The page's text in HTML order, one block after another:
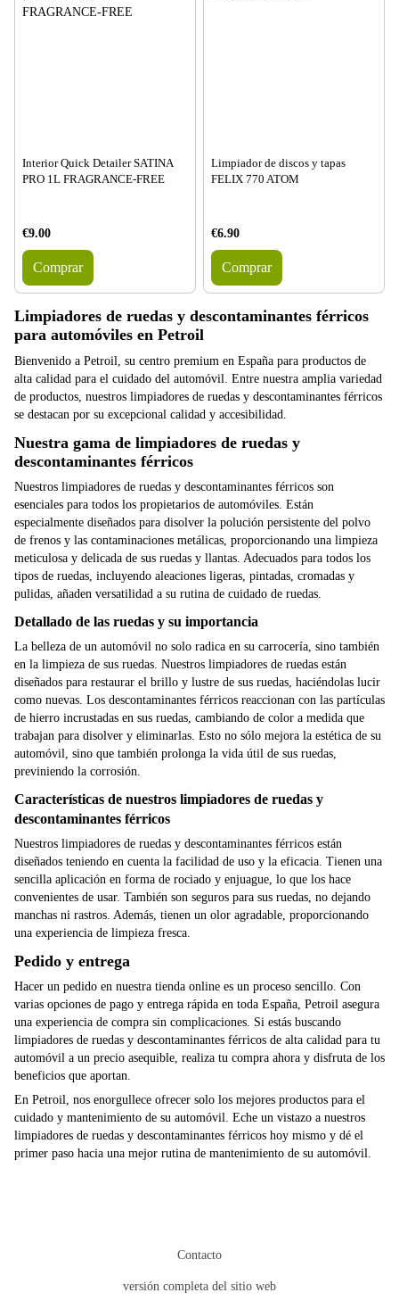
Interior Quick Detailer SATINA
PRO 1L FRAGRANCE-FREE
€9.00
Comprar
Limpiador de discos y tapas
FELIX 770 ATOM
€6.90
Comprar
Limpiadores de ruedas y descontaminantes férricos
para automóviles en Petroil
Bienvenido a Petroil, su centro premium en España para productos de
alta calidad para el cuidado del automóvil. Entre nuestra amplia variedad
de productos, nuestros limpiadores de ruedas y descontaminantes férricos
se destacan por su excepcional calidad y accesibilidad.
Nuestra gama de limpiadores de ruedas y
descontaminantes férricos
Nuestros limpiadores de ruedas y descontaminantes férricos son
esenciales para todos los propietarios de automóviles. Están
especialmente diseñados para disolver la polución persistente del polvo
de frenos y las contaminaciones metálicas, proporcionando una limpieza
meticulosa y delicada de sus ruedas y llantas. Adecuados para todos los
tipos de ruedas, incluyendo aleaciones ligeras, pintadas, cromadas y
pulidas, añaden versatilidad a su rutina de cuidado de ruedas.
Detallado de las ruedas y su importancia
La belleza de un automóvil no solo radica en su carrocería, sino también
en la limpieza de sus ruedas. Nuestros limpiadores de ruedas están
diseñados para restaurar el brillo y lustre de sus ruedas, haciéndolas lucir
como nuevas. Los descontaminantes férricos reaccionan con las partículas
de hierro incrustadas en sus ruedas, cambiando de color a medida que
trabajan para disolver y eliminarlas. Esto no sólo mejora la estética de su
automóvil, sino que también prolonga la vida útil de sus ruedas,
previniendo la corrosión.
Características de nuestros limpiadores de ruedas y
descontaminantes férricos
Nuestros limpiadores de ruedas y descontaminantes férricos están
diseñados teniendo en cuenta la facilidad de uso y la eficacia. Tienen una
sencilla aplicación en forma de rociado y enjuague, lo que los hace
convenientes de usar. También son seguros para sus ruedas, no dejando
manchas ni rastros. Además, tienen un olor agradable, proporcionando
una experiencia de limpieza fresca.
Pedido y entrega
Hacer un pedido en nuestra tienda online es un proceso sencillo. Con
varias opciones de pago y entrega rápida en toda España, Petroil asegura
una experiencia de compra sin complicaciones. Si estás buscando
limpiadores de ruedas y descontaminantes férricos de alta calidad para tu
automóvil a un precio asequible, realiza tu compra ahora y disfruta de los
beneficios que aportan.
En Petroil, nos enorgullece ofrecer solo los mejores productos para el
cuidado y mantenimiento de su automóvil. Eche un vistazo a nuestros
limpiadores de ruedas y descontaminantes férricos hoy mismo y dé el
primer paso hacia una mejor rutina de mantenimiento de su automóvil.
Contacto
versión completa del sitio web